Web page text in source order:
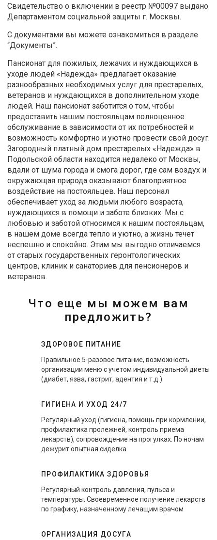
Свидетельство о включении в реестр №00097 выдано
Департаментом социальной защиты г. Москвы.
С документами вы можете ознакомиться в разделе
“Документы”.
Пансионат для пожилых, лежачих и нуждающихся в
уходе людей «Надежда» предлагает оказание
разнообразных необходимых услуг для престарелых,
ветеранов и нуждающихся в дополнительном уходе
людей. Наш пансионат заботится о том, чтобы
предоставить нашим постояльцам полноценное
обслуживание в зависимости от их потребностей и
возможность комфортно и уютно провести свой досуг.
Загородный платный дом престарелых «Надежда» в
Подольской области находится недалеко от Москвы,
вдали от шума города и смога дорог, где сам воздух и
окружающая природа оказывают благоприятное
воздействие на постояльцев. Наш персонал
обеспечивает уход за людьми любого возраста,
нуждающихся в помощи и заботе близких. Мы с
любовью и заботой относимся к нашим постояльцам,
в нашем доме всегда тепло и уютно, а жизнь течет
неспешно и спокойно. Этим мы выгодно отличаемся
от старых государственных геронтологических
центров, клиник и санаториев для пенсионеров и
ветеранов.
Что еще мы можем вам
предложить?
ЗДОРОВОЕ ПИТАНИЕ
Правильное 5-разовое питание, возможность
организации меню с учетом индивидуальной диеты
(диабет, язва, гастрит, адентия и т.д.)
ГИГИЕНА И УХОД 24/7
Регулярный уход (гигиена, помощь при кормлении,
профилактика пролежней, контроль приема
лекарств), сопровождение на прогулках. По ночам
дежурит опытная сиделка
ПРОФИЛАКТИКА ЗДОРОВЬЯ
Регулярный контроль давления, пульса и
температуры. Своевременное получение лекарств
по графику, назначенному лечащим врачом
ОРГАНИЗАЦИЯ ДОСУГА